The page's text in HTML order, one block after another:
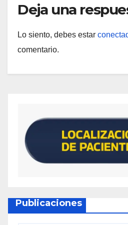
Deja una
Lo siento, debes estar
comentario.
Publicaciones